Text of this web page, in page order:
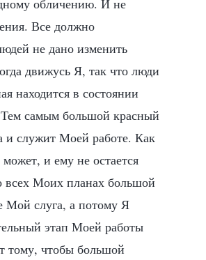
обличению. И не
Все должно
не дано изменить
движусь Я, так что люди
находится в состоянии
Тем самым большой красный
и служит Моей работе. Как
и ему не остается
всех Моих планах большой
Мой слуга, а потому Я
этап Моей работы
тому, чтобы большой